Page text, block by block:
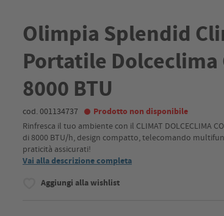
Olimpia Splendid
Portatile Dolceclima
8000 BTU
cod. 001134737 Prodotto non disponibile
Rinfresca il tuo ambiente con il CLIMAT DOLCECLIMA
di 8000 BTU/h, design compatto, telecomando
praticità assicurati!
Vai alla descrizione completa
Aggiungi alla wishlist